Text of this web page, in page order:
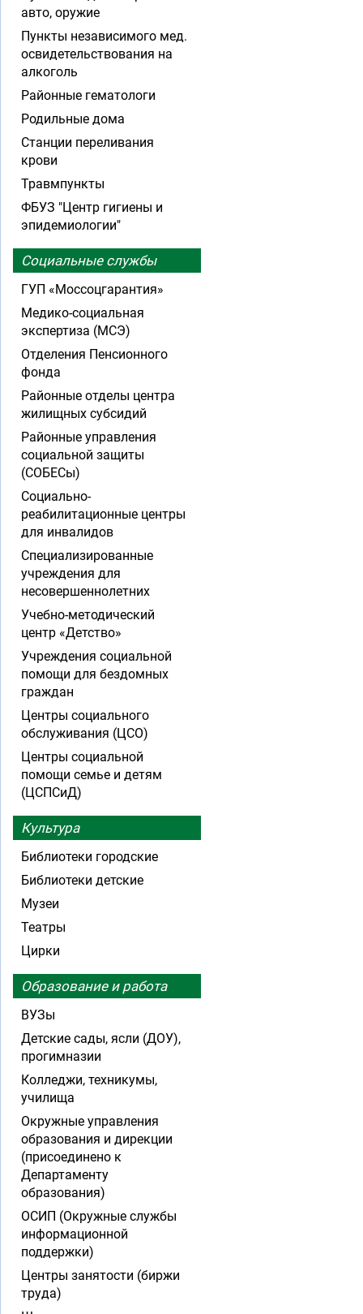
авто, оружие
Пункты независимого мед.
освидетельствования на
алкоголь
Районные гематологи
Родильные дома
Станции переливания
крови
Травмпункты
ФБУЗ "Центр гигиены и
эпидемиологии"
Социальные службы
ГУП «Моссоцгарантия»
Медико-социальная
экспертиза (МСЭ)
Отделения Пенсионного
фонда
Районные отделы центра
жилищных субсидий
Районные управления
социальной защиты
(СОБЕСы)
Социально-
реабилитационные центры
для инвалидов
Специализированные
учреждения для
несовершеннолетних
Учебно-методический
центр «Детство»
Учреждения социальной
помощи для бездомных
граждан
Центры социального
обслуживания (ЦСО)
Центры социальной
помощи семье и детям
(ЦСПСиД)
Культура
Библиотеки городские
Библиотеки детские
Музеи
Театры
Цирки
Образование и работа
ВУЗы
Детские сады, ясли (ДОУ),
прогимназии
Колледжи, техникумы,
училища
Окружные управления
образования и дирекции
(присоединено к
Департаменту
образования)
ОСИП (Окружные службы
информационной
поддержки)
Центры занятости (биржи
труда)